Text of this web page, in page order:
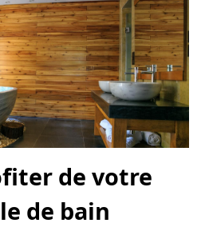
de votre
de bain